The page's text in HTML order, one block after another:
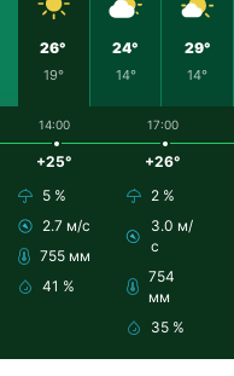
26°
19°
24°
14°
29°
14°
14:00
+25°
5 %
2.7 м/с
755 мм
41 %
17:00
+26°
2 %
3.0 м/
с
754
мм
35 %